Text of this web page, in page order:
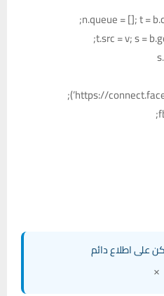
n.queue = []; t =
t.src = v; s =
على اطلاع دائم
×